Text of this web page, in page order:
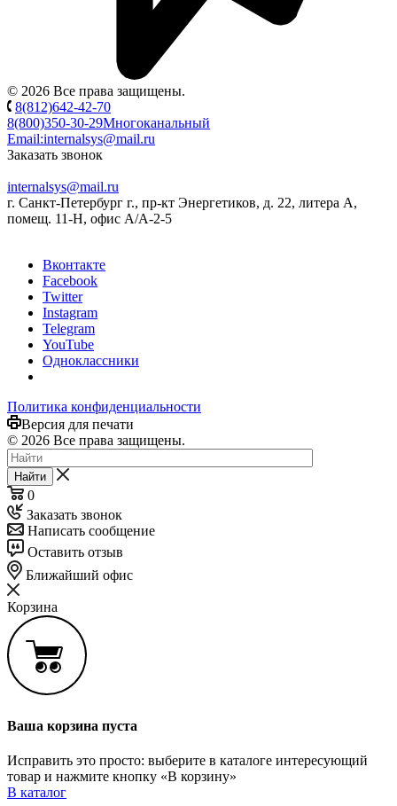
© 2026 Все права защищены.
8(812)642-42-70
8(800)350-30-29Многоканальный
Email:internalsys@mail.ru
Заказать звонок
internalsys@mail.ru
г. Санкт-Петербург г., пр-кт Энергетиков, д. 22, литера А,
помещ. 11-Н, офис А/А-2-5
Вконтакте
Facebook
Twitter
Instagram
Telegram
YouTube
Одноклассники
Политика конфиденциальности
Версия для печати
© 2026 Все права защищены.
Найти
0
Заказать звонок
Написать сообщение
Оставить отзыв
Ближайший офис
Корзина
Ваша корзина пуста
Исправить это просто: выберите в каталоге интересующий
товар и нажмите кнопку «В корзину»
В каталог